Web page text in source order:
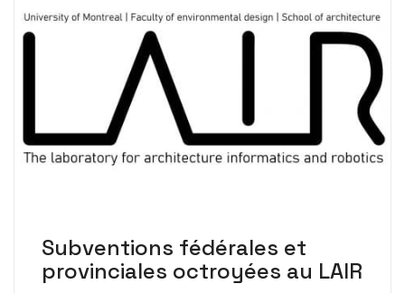
Subventions fédérales et
provinciales octroyées au LAIR